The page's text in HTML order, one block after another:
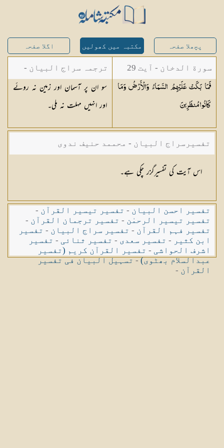
پچھلا صفحہ مکتبہ میں کھولیں اگلا صفحہ
سورة الدخان - آیت 29
فَمَا بَكَتْ عَلَيْهِمُ السَّمَاءُ وَالْأَرْضُ وَمَا
كَانُوامُنظَرِينَ
ترجمہ سراج البیان -
مستفاد از ترجمتین
شاہ عبدالقادر دھلوی/
شاہ رفیع الدین دھلوی
سو ان پر آسمان اور زمین نہ روئے
اور انہیں مہلت نہ ملی۔
تفسیرسراج البیان - محممد حنیف ندوی
اس آیت کی تفسیرگزر چکی ہے۔
تفسیر احسن البیان - تفسیر تیسیر القرآن -
تفسیر تیسیر الرحمٰن - تفسیر ترجمان القرآن -
تفسیر فہم القرآن - تفسیر سراج البیان - تفسیر
ابن کثیر - تفسیر سعدی - تفسیر ثنائی - تفسیر
اشرف الحواشی - تفسیر القرآن کریم (تفسیر
عبدالسلام بھٹوی)-تسہیل البیان فی تفسیر
القرآن -